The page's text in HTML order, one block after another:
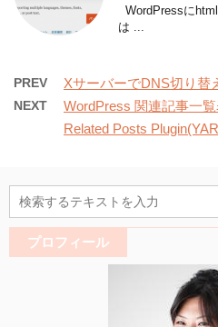
WordPressに
は ...
PREV XサーバーでDNS切り替
NEXT
WordPress 関連記事一
Related Posts
プロフィール